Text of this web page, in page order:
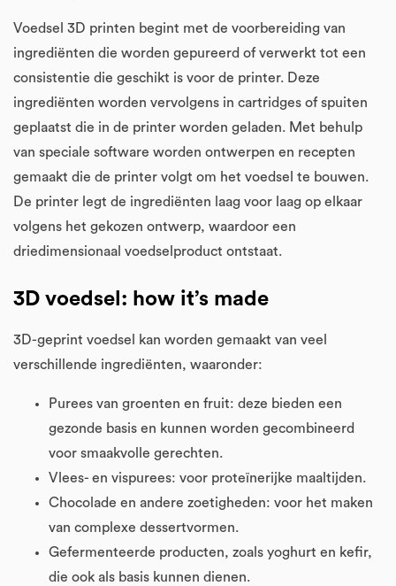
Voedsel 3D printen begint met de voorbereiding van
ingrediënten die worden gepureerd of verwerkt tot een
consistentie die geschikt is voor de printer. Deze
ingrediënten worden vervolgens in cartridges of spuiten
geplaatst die in de printer worden geladen. Met behulp
van speciale software worden ontwerpen en recepten
gemaakt die de printer volgt om het voedsel te bouwen.
De printer legt de ingrediënten laag voor laag op elkaar
volgens het gekozen ontwerp, waardoor een
driedimensionaal voedselproduct ontstaat.
3D voedsel: how it’s made
3D-geprint voedsel kan worden gemaakt van veel
verschillende ingrediënten, waaronder:
Purees van groenten en fruit: deze bieden een
gezonde basis en kunnen worden gecombineerd
voor smaakvolle gerechten.
Vlees- en vispurees: voor proteïnerijke maaltijden.
Chocolade en andere zoetigheden: voor het maken
van complexe dessertvormen.
Gefermenteerde producten, zoals yoghurt en kefir,
die ook als basis kunnen dienen.